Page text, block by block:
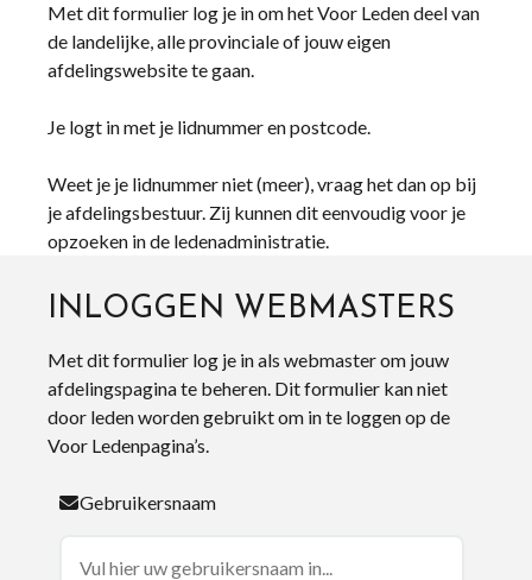
Met dit formulier log je in om het Voor Leden deel van
de landelijke, alle provinciale of jouw eigen
afdelingswebsite te gaan.
Je logt in met je lidnummer en postcode.
Weet je je lidnummer niet (meer), vraag het dan op bij
je afdelingsbestuur. Zij kunnen dit eenvoudig voor je
opzoeken in de ledenadministratie.
INLOGGEN WEBMASTERS
Met dit formulier log je in als webmaster om jouw
afdelingspagina te beheren. Dit formulier kan niet
door leden worden gebruikt om in te loggen op de
Voor Ledenpagina’s.
Gebruikersnaam